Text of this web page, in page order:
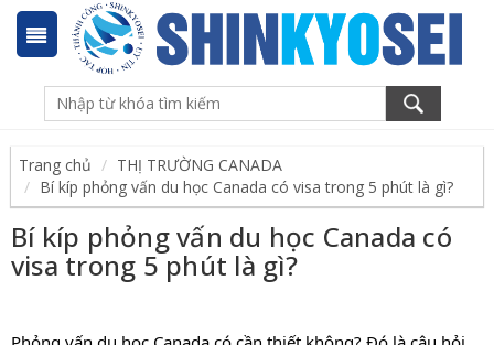
Trang chủ
THỊ TRƯỜNG CANADA
Bí kíp phỏng vấn du học Canada có visa trong 5 phút là gì?
Bí kíp phỏng vấn du học Canada có
visa trong 5 phút là gì?